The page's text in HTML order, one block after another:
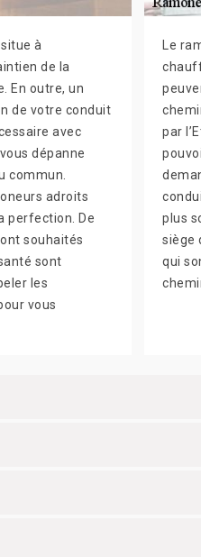
à
de la
En outre, un
de votre conduit
avec
dépanne
commun.
adroits
perfection. De
souhaités
sont
les
vous
Le
par
plus
siège
qui